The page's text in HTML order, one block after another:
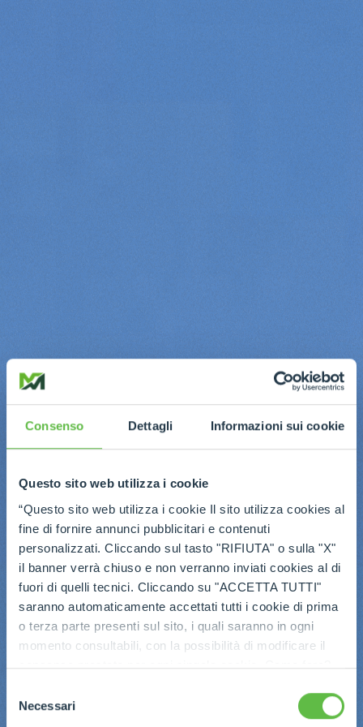
Consenso Dettagli Informazioni sui cookie
Questo sito web utilizza i cookie
“Questo sito web utilizza i cookie Il sito utilizza cookies al
fine di fornire annunci pubblicitari e contenuti
personalizzati. Cliccando sul tasto "RIFIUTA" o sulla "X"
il banner verrà chiuso e non verranno inviati cookies al di
fuori di quelli tecnici. Cliccando su "ACCETTA TUTTI"
saranno automaticamente accettati tutti i cookie di prima
o terza parte presenti sul sito, i quali saranno in ogni
momento consultabili, con la possibilità di modificare il
consenso prestato per ogni singolo cookie. Come fare?
ogni pagina, selezionare "Modifichi il suo consenso" e
delNecessari